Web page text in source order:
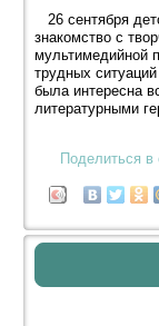
26 сентября
знакомство с
мультимедийной
трудных
была интересна
литературными
Поделиться в